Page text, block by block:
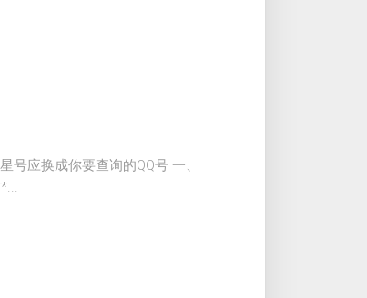
号应换成你要查询的QQ号 一、